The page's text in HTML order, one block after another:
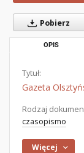
Pobierz
OPIS
Tytuł:
Gazeta
Rodzaj
czasopismo
Więcej